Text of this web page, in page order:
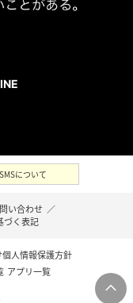
について
い合わせ ／
づく表記
人情報保護方針
アプリ一覧